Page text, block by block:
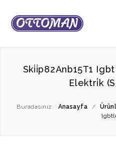
Ski̇i̇p82Anb15T1
Elektri̇k
Buradasınız: Anasayfa /